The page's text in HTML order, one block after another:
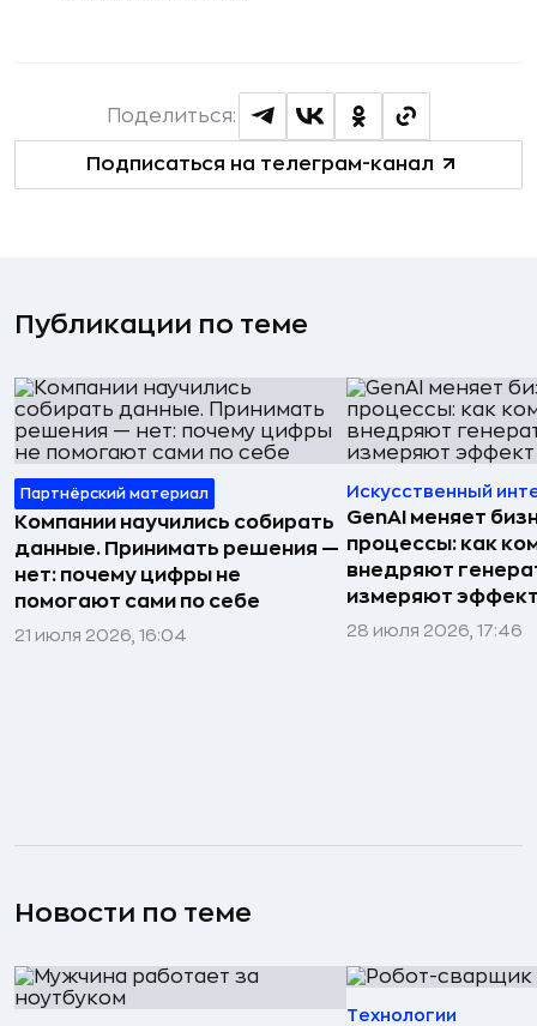
Подписаться на телеграм-канал
Поделиться:
Публикации по теме
Партнёрский материал
Компании научились собирать
данные. Принимать решения —
нет: почему цифры не
помогают сами по себе
21 июля 2026, 16:04
Искусственный
GenAI меняет
процессы: как
внедряют
измеряют
28 июля 2026, 17:46
Новости по теме
Технологии